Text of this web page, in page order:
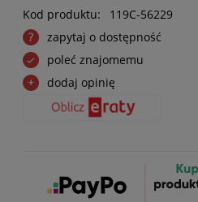
Kod produktu:
119C-56229
zapytaj o dostępność
poleć znajomemu
dodaj opinię